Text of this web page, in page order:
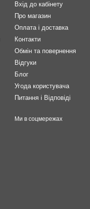
Вхід до кабінету
Про магазин
Оплата і доставка
Контакти
Обмін та повернення
Відгуки
Блог
Угода користувача
Питання і Відповіді
Ми в соцмережах